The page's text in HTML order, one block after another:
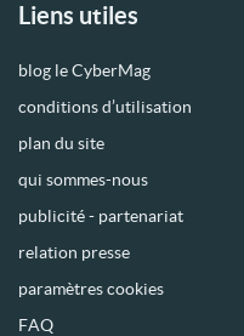
Liens utiles
blog le CyberMag
conditions d’utilisation
plan du site
qui sommes-nous
publicité - partenariat
relation presse
paramètres cookies
FAQ